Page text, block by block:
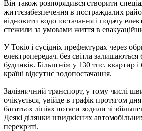
Він також розпорядився створити
життєзабезпечення в постраждалих
відновити водопостачання і подачу
стежили за умовами життя в
У Токіо і сусідніх префектурах через
електропередачі без світла залишаються
будинків. Більш ніж у 130 тис. квартир і
країні відсутнє водопостачання.
Залізничний транспорт, у тому числі
очікується, увійде в графік протягом
багатьох лініях потяги ходили зі
Деякі ділянки швидкісних
перекриті.